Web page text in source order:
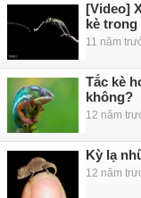
[Video]
kè trong
11 năm
Tắc kè
không?
12 năm
Kỳ lạ
12 năm